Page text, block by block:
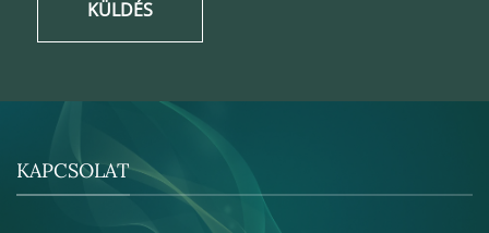
KÜLDÉS
KAPCSOLAT